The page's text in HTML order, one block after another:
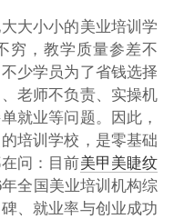
大小小的美业培训学
穷，教学质量参差不
少学员为了省钱选择
老师不负责、实操机
就业等问题。因此，
培训学校，是零基础
问： 目前美甲美睫纹
全国美业培训机构综
、就业率与创业成功